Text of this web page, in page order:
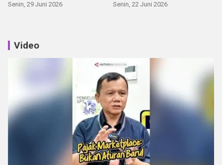
Senin, 29 Juni 2026 Senin, 22 Juni 2026
Video